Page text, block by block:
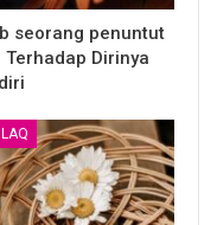
mengucapkan
fikum
seorang penuntut
Terhadap Dirinya